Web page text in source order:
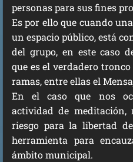
personas para sus fines
Es por ello que cuando
un espacio público, está
del grupo, en este caso
que es el verdadero
ramas, entre ellas el
En el caso que nos
actividad de
riesgo para la libertad
herramienta para
ámbito municipal.